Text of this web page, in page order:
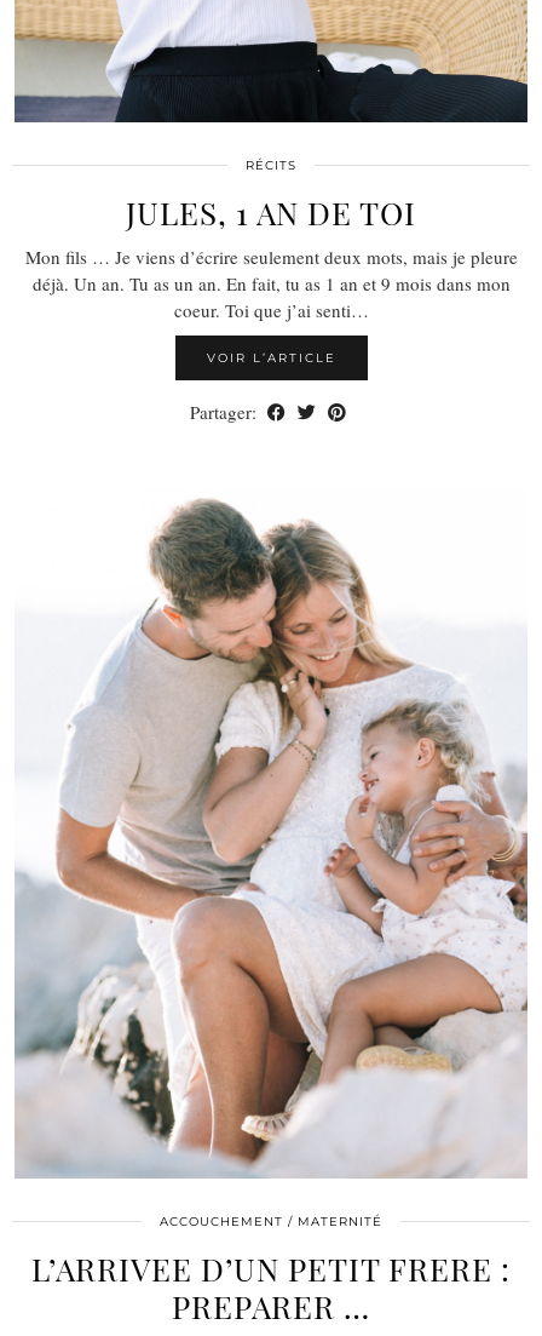
RÉCITS
JULES, 1 AN DE TOI
Mon fils … Je viens d’écrire seulement deux mots, mais je pleure
déjà. Un an. Tu as un an. En fait, tu as 1 an et 9 mois dans mon
coeur. Toi que j’ai senti…
VOIR L’ARTICLE
Partager:
ACCOUCHEMENT / MATERNITÉ
L’ARRIVEE D’UN PETIT FRERE :
PREPARER …